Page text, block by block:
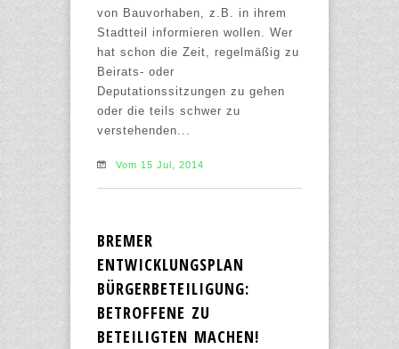
von Bauvorhaben, z.B. in ihrem
Stadtteil informieren wollen. Wer
hat schon die Zeit, regelmäßig zu
Beirats- oder
Deputationssitzungen zu gehen
oder die teils schwer zu
verstehenden...
Vom 15 Jul, 2014
BREMER
ENTWICKLUNGSPLAN
BÜRGERBETEILIGUNG:
BETROFFENE ZU
BETEILIGTEN MACHEN!